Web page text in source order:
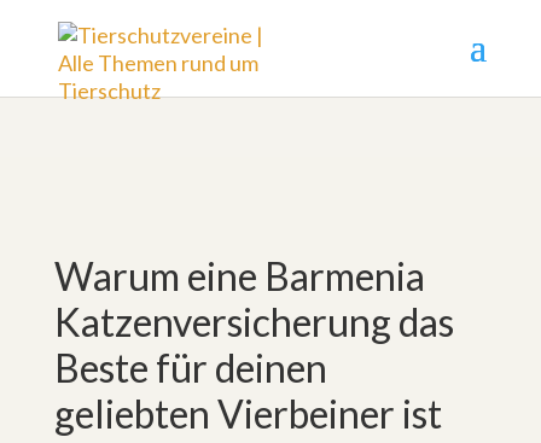
Warum eine Barmenia
Katzenversicherung das
Beste für deinen
geliebten Vierbeiner ist